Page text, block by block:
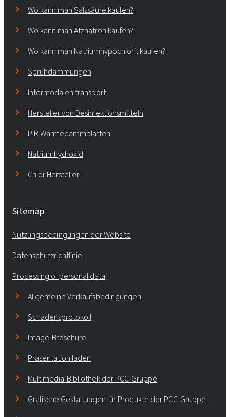
Wo kann man Salzsäure kaufen?
Wo kann man Ätznatron kaufen?
Wo kann man Natriumhypochlorit kaufen?
Sprühdämmungen
Intermodalen transport
Hersteller von Desinfektionsmitteln
PIR Wärmedämmplatten
Natriumhydroxid
Chlor Hersteller
Sitemap
Nutzungsbedingungen der Website
Datenschutzrichtlinie
Processing of personal data
Allgemeine Verkaufsbedingungen
Schadensprotokoll
Image-Broschüre
Prasentation laden
Multimedia-Bibliothek der PCC-Gruppe
Grafische Gestaltungen für Produkte der PCC-Gruppe